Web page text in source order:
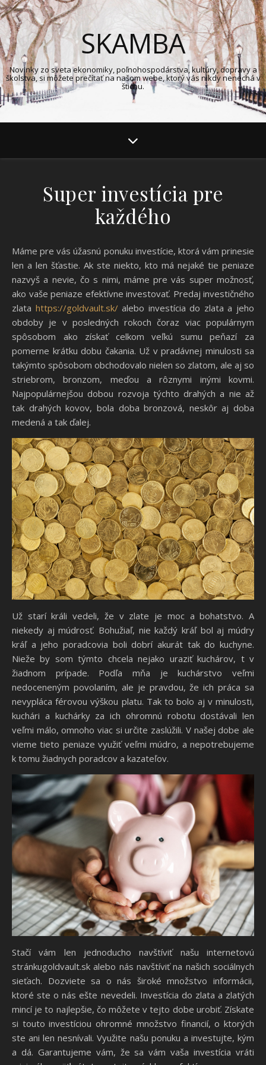
SKAMBA
Novinky zo sveta ekonomiky, poľnohospodárstva, kultúry, dopravy a
školstva, si môžete prečítať na našom webe, ktorý vás nikdy nenechá v
štichu.
Super investícia pre
každého
Máme pre vás úžasnú ponuku investície, ktorá vám prinesie
len a len šťastie. Ak ste niekto, kto má nejaké tie peniaze
nazvyš a nevie, čo s nimi, máme pre vás super možnosť,
ako vaše peniaze efektívne investovať. Predaj investičného
zlata https://goldvault.sk/alebo investícia do zlata a jeho
obdoby je v posledných rokoch čoraz viac populárnym
spôsobom ako získať celkom veľkú sumu peňazí za
pomerne krátku dobu čakania. Už v pradávnej minulosti sa
takýmto spôsobom obchodovalo nielen so zlatom, ale aj so
striebrom, bronzom, meďou a rôznymi inými kovmi.
Najpopulárnejšou dobou rozvoja týchto drahých a nie až
tak drahých kovov, bola doba bronzová, neskôr aj doba
medená a tak ďalej.
Už starí králi vedeli, že v zlate je moc a bohatstvo. A
niekedy aj múdrosť. Bohužiaľ, nie každý kráľ bol aj múdry
kráľ a jeho poradcovia boli dobrí akurát tak do kuchyne.
Nieže by som týmto chcela nejako uraziť kuchárov, t v
žiadnom prípade. Podľa mňa je kuchárstvo veľmi
nedoceneným povolaním, ale je pravdou, že ich práca sa
nevypláca férovou výškou platu. Tak to bolo aj v minulosti,
kuchári a kuchárky za ich ohromnú robotu dostávali len
veľmi málo, omnoho viac si určite zaslúžili. V našej dobe ale
vieme tieto peniaze využiť veľmi múdro, a nepotrebujeme
k tomu žiadnych poradcov a kazateľov.
Stačí vám len jednoducho navštíviť našu internetovú
stránkugoldvault.sk alebo nás navštíviť na našich sociálnych
sieťach. Dozviete sa o nás široké množstvo informácii,
ktoré ste o nás ešte nevedeli. Investícia do zlata a zlatých
mincí je to najlepšie, čo môžete v tejto dobe urobiť. Získate
si touto investíciou ohromné množstvo financií, o ktorých
ste ani len nesnívali. Využite našu ponuku a investujte, kým
a dá. Garantujeme vám, že sa vám vaša investícia vráti